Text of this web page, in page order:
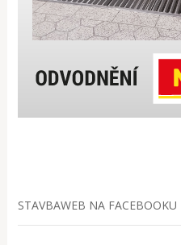
STAVBAWEB NA FACEBOOKU